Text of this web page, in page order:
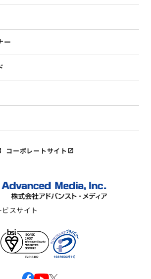
スサイト
ー
コーポレートサイト